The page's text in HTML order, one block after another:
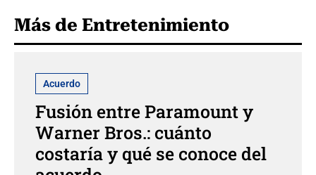
Más de Entretenimiento
Acuerdo
Fusión entre Paramount y
Warner Bros.: cuánto
costaría y qué se conoce del